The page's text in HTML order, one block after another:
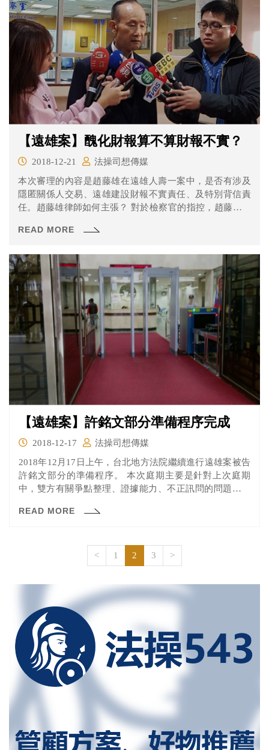
【遠雄案】醜化財報算不算財報不實？
2018-12-21
法操司想傳媒
本次審理的內容是趙藤雄在遠雄人壽一案中，是否有涉及
隱匿關係人交易、遠雄建設財報不實責任、及特別背信責
任。趙藤雄律師如何主張？ 對於檢察官的指控，趙藤雄的
READ MORE
【遠雄案】許銘文部分準備程序完成
2018-12-17
法操司想傳媒
2018年12月17日上午，台北地方法院繼續進行遠雄案被告
許銘文部分的準備程序。 本次庭期主要是針對上次庭期
中，雙方有關爭點整理、證據能力、不正訊問的問題表示
問是否有意見補充，但雙方並無盡一部意見補充。
READ MORE
< 1 2 3 >